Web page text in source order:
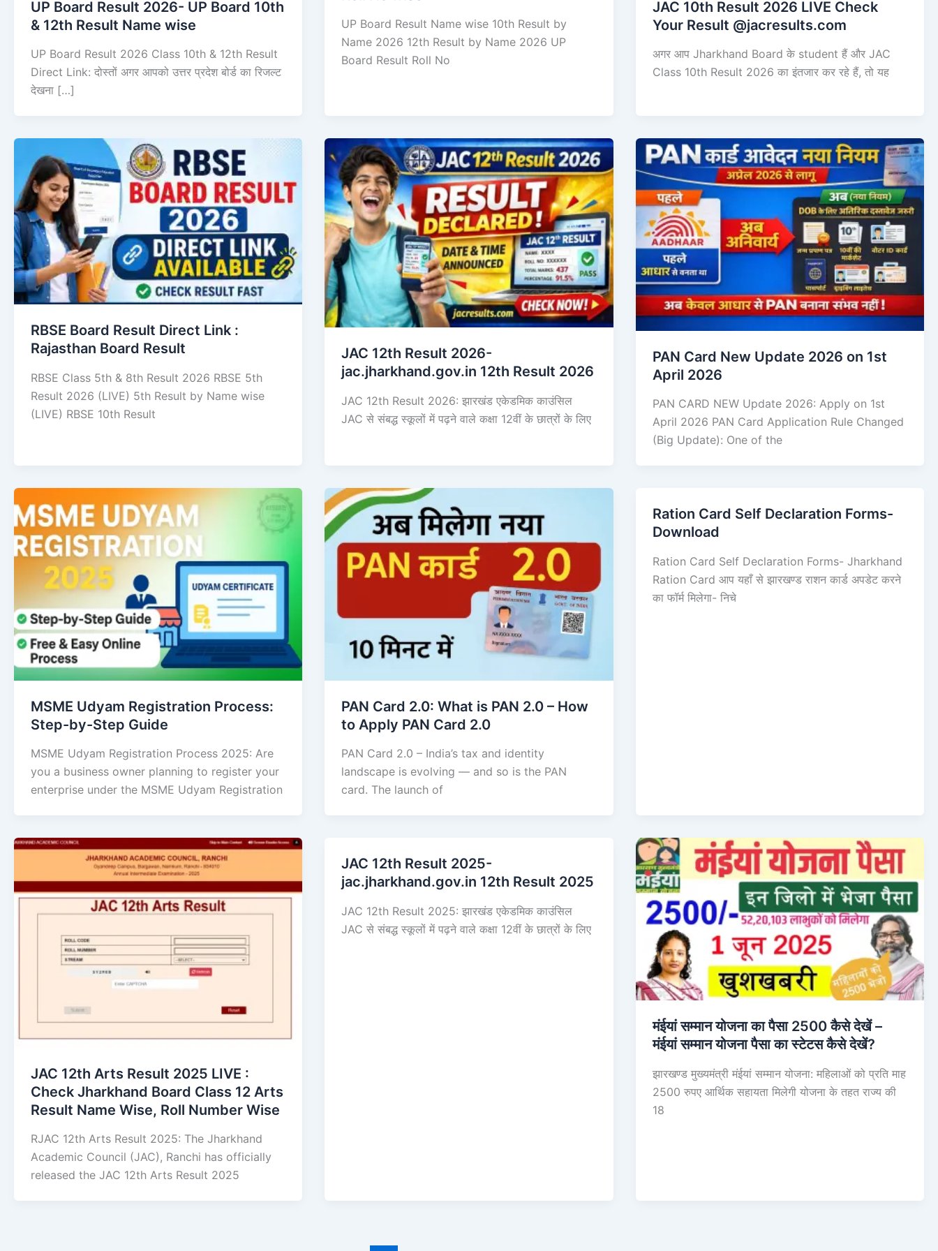
UP Board Result 2026- UP Board 10th
& 12th Result Name wise
UP Board Result 2026 Class 10th & 12th Result
Direct Link: दोस्तों अगर आपको उत्तर प्रदेश बोर्ड का रिजल्ट
देखना […]
UP Board Result Name wise 10th Result by
Name 2026 12th Result by Name 2026 UP
Board Result Roll No
JAC 10th Result 2026 LIVE Check
Your Result @jacresults.com
अगर आप Jharkhand Board के student हैं और JAC
Class 10th Result 2026 का इंतजार कर रहे हैं, तो यह
RBSE Board Result Direct Link : ​
Rajasthan Board Result
RBSE Class 5th & 8th Result 2026 RBSE 5th
Result 2026 (LIVE) 5th Result by Name wise
(LIVE) RBSE 10th Result
JAC 12th Result 2026-
jac.jharkhand.gov.in 12th Result 2026
JAC 12th Result 2026: झारखंड एकेडमिक काउंसिल
JAC से संबद्ध स्कूलों में पढ़ने वाले कक्षा 12वीं के छात्रों के लिए
PAN Card New Update 2026 on 1st
April 2026
PAN CARD NEW Update 2026: Apply on 1st
April 2026 PAN Card Application Rule Changed
(Big Update): One of the
MSME Udyam Registration Process:
Step-by-Step Guide
MSME Udyam Registration Process 2025: Are
you a business owner planning to register your
enterprise under the MSME Udyam Registration
PAN Card 2.0: What is PAN 2.0 – How
to Apply PAN Card 2.0
PAN Card 2.0 – India’s tax and identity
landscape is evolving — and so is the PAN
card. The launch of
Ration Card Self Declaration Forms-
Download
Ration Card Self Declaration Forms- Jharkhand
Ration Card आप यहाँ से झारखण्ड राशन कार्ड अपडेट करने
का फॉर्म मिलेगा- निचे
JAC 12th Arts Result 2025 LIVE :
Check Jharkhand Board Class 12 Arts
Result Name Wise, Roll Number Wise
RJAC 12th Arts Result 2025: The Jharkhand
Academic Council (JAC), Ranchi has officially
released the JAC 12th Arts Result 2025
JAC 12th Result 2025-
jac.jharkhand.gov.in 12th Result 2025
JAC 12th Result 2025: झारखंड एकेडमिक काउंसिल
JAC से संबद्ध स्कूलों में पढ़ने वाले कक्षा 12वीं के छात्रों के लिए
मंईयां सम्मान योजना का पैसा 2500 कैसे देखें –
मंईयां सम्मान योजना पैसा का स्टेटस कैसे देखें?
झारखण्ड मुख्यमंत्री मंईयां सम्मान योजना: महिलाओं को प्रति माह
2500 रुपए आर्थिक सहायता मिलेगी योजना के तहत राज्य की
18